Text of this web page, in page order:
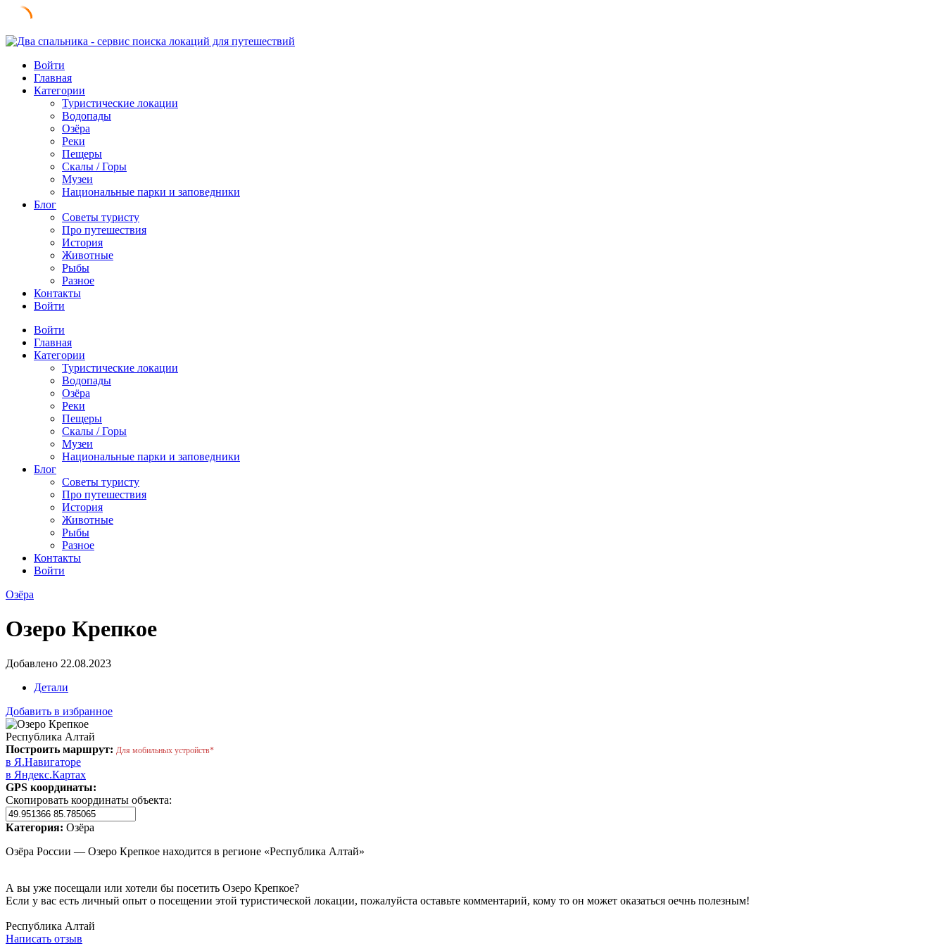
Skip
contentВойти
Главная
Категории
Туристические локации
Водопады
Озёра
Реки
Пещеры
Скалы / Горы
Музеи
Национальные парки и заповедники
Блог
Советы туристу
Про путешествия
История
Животные
Рыбы
Разное
Контакты
Войти
Войти
Главная
Категории
Туристические локации
Водопады
Озёра
Реки
Пещеры
Скалы / Горы
Музеи
Национальные парки и заповедники
Блог
Советы туристу
Про путешествия
История
Животные
Рыбы
Разное
Контакты
Войти
Озёра
Озеро Крепкое
Добавлено 22.08.2023
Детали
Добавить в избранное
Республика Алтай
Построить маршрут: Для мобильных устройств*
в Я.Навигаторе
в Яндекс.Картах
GPS координаты:
Скопировать координаты объекта:
Категория: Озёра
Озёра России — Озеро Крепкое находится в регионе «Республика Алтай»
А вы уже посещали или хотели бы посетить Озеро Крепкое?
Если у вас есть личный опыт о посещении этой туристической локации, пожалуйста оставьте комментарий, кому то он может оказаться оечнь полезным!
Республика Алтай
Написать отзыв